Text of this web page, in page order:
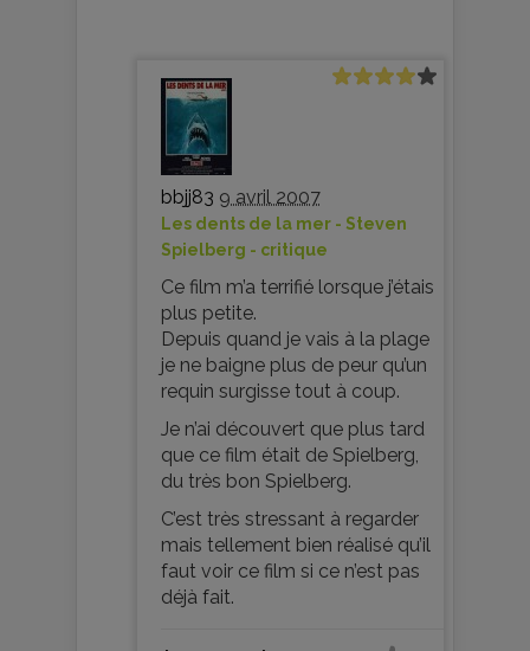
bbjj83 9 avril 2007
Les dents de la mer - Steven
Spielberg - critique
Ce film m’a terrifié lorsque j’étais
plus petite.
Depuis quand je vais à la plage
je ne baigne plus de peur qu’un
requin surgisse tout à coup.
Je n’ai découvert que plus tard
que ce film était de Spielberg,
du très bon Spielberg.
C’est très stressant à regarder
mais tellement bien réalisé qu’il
faut voir ce film si ce n’est pas
déjà fait.